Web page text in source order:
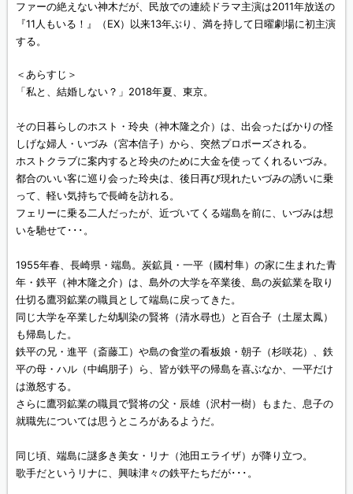
ファーの絶えない神木だが、民放での連続ドラマ主演は2011年放送の
『11人もいる！』（EX）以来13年ぶり、満を持して日曜劇場に初主演
する。
＜あらすじ＞
「私と、結婚しない？」2018年夏、東京。
その日暮らしのホスト・玲央（神木隆之介）は、出会ったばかりの怪
しげな婦人・いづみ（宮本信子）から、突然プロポーズされる。
ホストクラブに案内すると玲央のために大金を使ってくれるいづみ。
都合のいい客に巡り会った玲央は、後日再び現れたいづみの誘いに乗
って、軽い気持ちで長崎を訪れる。
フェリーに乗る二人だったが、近づいてくる端島を前に、いづみは想
いを馳せて･･･。
1955年春、長崎県・端島。炭鉱員・一平（國村隼）の家に生まれた青
年・鉄平（神木隆之介）は、島外の大学を卒業後、島の炭鉱業を取り
仕切る鷹羽鉱業の職員として端島に戻ってきた。
同じ大学を卒業した幼馴染の賢将（清水尋也）と百合子（土屋太鳳）
も帰島した。
鉄平の兄・進平（斎藤工）や島の食堂の看板娘・朝子（杉咲花）、鉄
平の母・ハル（中嶋朋子）ら、皆が鉄平の帰島を喜ぶなか、一平だけ
は激怒する。
さらに鷹羽鉱業の職員で賢将の父・辰雄（沢村一樹）もまた、息子の
就職先については思うところがあるようだ。
同じ頃、端島に謎多き美女・リナ（池田エライザ）が降り立つ。
歌手だというリナに、興味津々の鉄平たちだが･･･。